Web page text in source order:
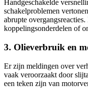
Handgeschakelde
schakelproblemen
abrupte
koppelingsonderdelen of
3. Olieverbruik en
Er zijn meldingen over
vaak veroorzaakt door
een teken zijn van